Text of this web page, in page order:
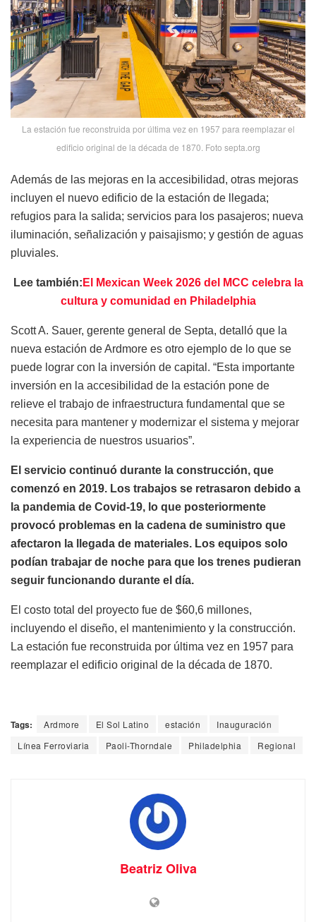
La estación fue reconstruida por última vez en 1957 para reemplazar el
edificio original de la década de 1870. Foto septa.org
Además de las mejoras en la accesibilidad, otras mejoras
incluyen el nuevo edificio de la estación de llegada;
refugios para la salida; servicios para los pasajeros; nueva
iluminación, señalización y paisajismo; y gestión de aguas
pluviales.
Lee también: El Mexican Week 2026 del MCC celebra la
cultura y comunidad en Philadelphia
Scott A. Sauer, gerente general de Septa, detalló que la
nueva estación de Ardmore es otro ejemplo de lo que se
puede lograr con la inversión de capital. “Esta importante
inversión en la accesibilidad de la estación pone de
relieve el trabajo de infraestructura fundamental que se
necesita para mantener y modernizar el sistema y mejorar
la experiencia de nuestros usuarios”.
El servicio continuó durante la construcción, que
comenzó en 2019. Los trabajos se retrasaron debido a
la pandemia de Covid-19, lo que posteriormente
provocó problemas en la cadena de suministro que
afectaron la llegada de materiales. Los equipos solo
podían trabajar de noche para que los trenes pudieran
seguir funcionando durante el día.
El costo total del proyecto fue de $60,6 millones,
incluyendo el diseño, el mantenimiento y la construcción.
La estación fue reconstruida por última vez en 1957 para
reemplazar el edificio original de la década de 1870.
Tags: Ardmore El Sol Latino estación
Inauguración
Línea Ferroviaria
Paoli-Thorndale Philadelphia Regional
Beatriz Oliva